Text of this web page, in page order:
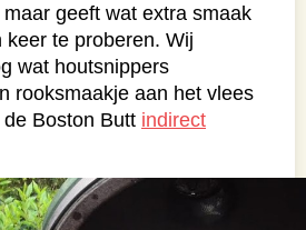
geeft wat extra smaak
te proberen. Wij
wat houtsnippers
rooksmaakje aan het vlees
Boston Butt indirect